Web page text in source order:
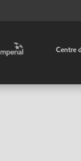
Centre